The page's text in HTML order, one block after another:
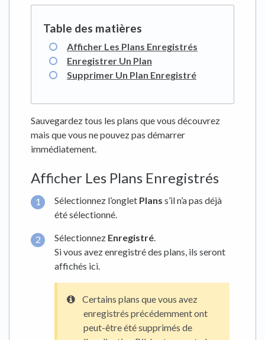
Afficher Les Plans Enregistrés
Enregistrer Un Plan
Supprimer Un Plan Enregistré
Sauvegardez tous les plans que vous découvrez
mais que vous ne pouvez pas démarrer
immédiatement.
Afficher Les Plans Enregistrés
Sélectionnez l’onglet Plans s’il n’a pas déjà
été sélectionné.
Sélectionnez Enregistré.
Si vous avez enregistré des plans, ils seront
affichés ici.
Certains plans que vous avez
enregistrés précédemment ont
peut-être été supprimés de